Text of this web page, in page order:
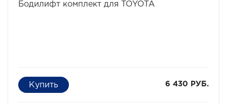
Бодилифт комплект для TOYOTA
6 430 РУБ.